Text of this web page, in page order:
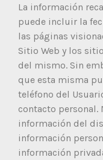
La información
puede incluir la
las páginas
Sitio Web y los
del mismo. Sin
que esta misma
teléfono del
contacto personal.
información del
información
información